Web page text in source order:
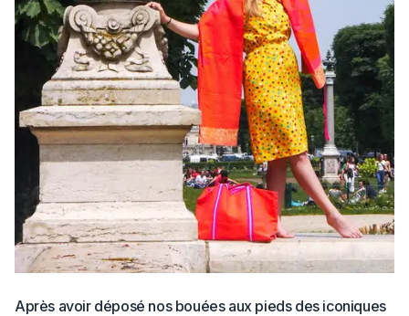
Après avoir déposé nos bouées aux pieds des iconiques